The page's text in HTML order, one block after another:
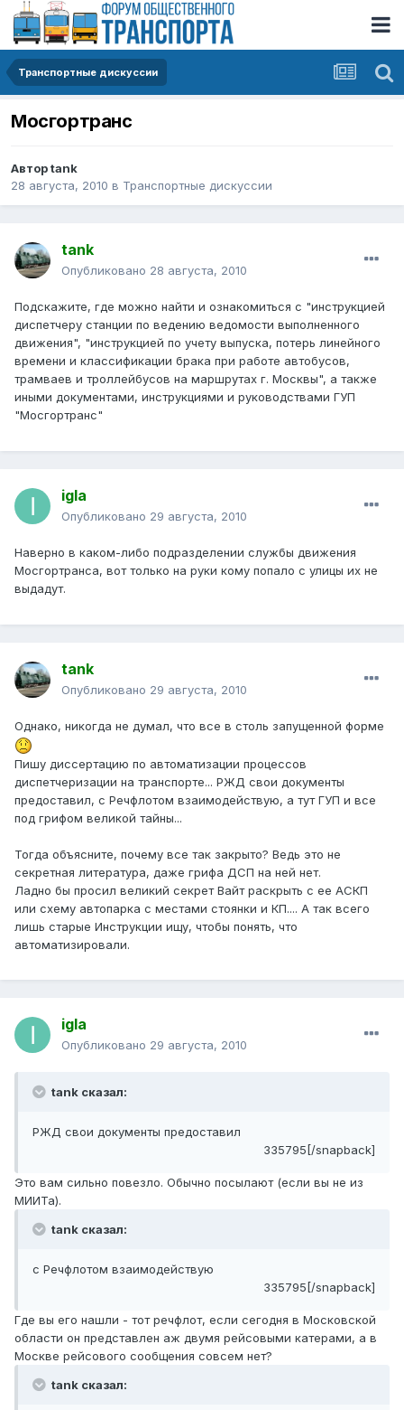
Транспортные дискуссии
Мосгортранс
Авторtank
28 августа, 2010 в Транспортные дискуссии
tank
Опубликовано 28 августа, 2010
Подскажите, где можно найти и ознакомиться с "инструкцией
диспетчеру станции по ведению ведомости выполненного
движения", "инструкцией по учету выпуска, потерь линейного
времени и классификации брака при работе автобусов,
трамваев и троллейбусов на маршрутах г. Москвы", а также
иными документами, инструкциями и руководствами ГУП
"Мосгортранс"
igla
Опубликовано 29 августа, 2010
Наверно в каком-либо подразделении службы движения
Мосгортранса, вот только на руки кому попало с улицы их не
выдадут.
tank
Опубликовано 29 августа, 2010
Однако, никогда не думал, что все в столь запущенной форме
Пишу диссертацию по автоматизации процессов
диспетчеризации на транспорте... РЖД свои документы
предоставил, с Речфлотом взаимодействую, а тут ГУП и все
под грифом великой тайны...
Тогда объясните, почему все так закрыто? Ведь это не
секретная литература, даже грифа ДСП на ней нет.
Ладно бы просил великий секрет Вайт раскрыть с ее АСКП
или схему автопарка с местами стоянки и КП.... А так всего
лишь старые Инструкции ищу, чтобы понять, что
автоматизировали.
igla
Опубликовано 29 августа, 2010
tank сказал:
РЖД свои документы предоставил
335795[/snapback]
Это вам сильно повезло. Обычно посылают (если вы не из
МИИТа).
tank сказал:
с Речфлотом взаимодействую
335795[/snapback]
Где вы его нашли - тот речфлот, если сегодня в Московской
области он представлен аж двумя рейсовыми катерами, а в
Москве рейсового сообщения совсем нет?
tank сказал: